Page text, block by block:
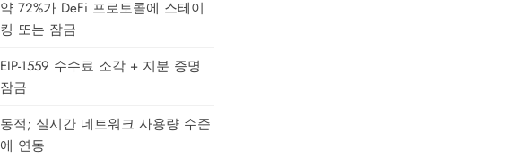
약 72%가 DeFi 프로토콜에 스테이
킹 또는 잠금
EIP-1559 수수료 소각 + 지분 증명
잠금
동적; 실시간 네트워크 사용량 수준
에 연동